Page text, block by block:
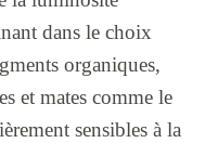
dans le choix
organiques,
et mates comme le
sensibles à la